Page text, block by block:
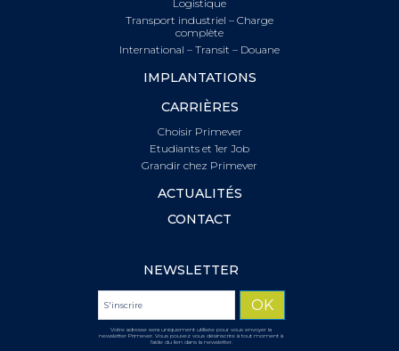
Logistique
Transport industriel – Charge
complète
International – Transit – Douane
IMPLANTATIONS
CARRIÈRES
Choisir Primever
Etudiants et 1er Job
Grandir chez Primever
ACTUALITÉS
CONTACT
NEWSLETTER
Votre adresse sera uniquement utilisée pour vous envoyer la
newsletter Primever. Vous pouvez vous désinscrire à tout moment à
l'aide du lien dans la newsletter.